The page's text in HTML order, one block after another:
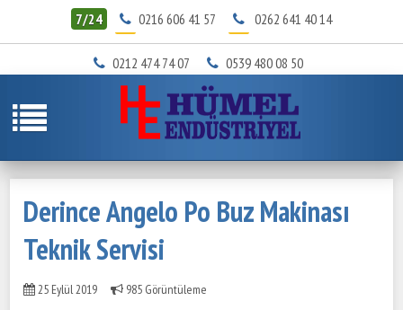
7/24 0216 606 41 57 0262 641 40 14
0212 474 74 07 0539 480 08 50
Derince Angelo Po Buz Makinası
Teknik Servisi
25 Eylül 2019 985 Görüntüleme